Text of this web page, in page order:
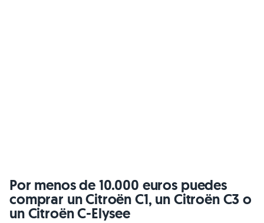
Por menos de 10.000 euros puedes
comprar un Citroën C1, un Citroën C3 o
un Citroën C-Elysee